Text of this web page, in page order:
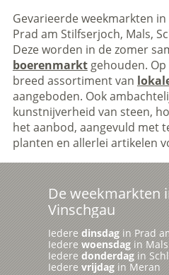
Gevarieerde weekmarkten
Prad am Stilfserjoch, Mals,
Deze worden in de zomer
boerenmarktgehouden. Op
breed assortiment van
aangeboden. Ook
kunstnijverheid van steen,
het aanbod, aangevuld met
planten en allerlei artikelen
De weekmarkten
Vinschgau
Iedere dinsdag in Prad
Iedere woensdag in Mals
Iedere donderdag in
Iedere vrijdag in Meran